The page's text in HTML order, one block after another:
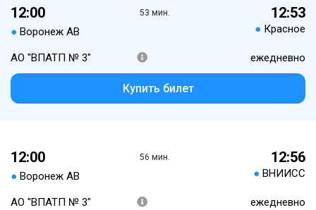
12:00
● Воронеж АВ
53 мин. 12:53
● Красное
АО "ВПАТП № 3" ежедневно
Купить билет
12:00
● Воронеж АВ
56 мин. 12:56
● ВНИИСС
АО "ВПАТП № 3" ежедневно